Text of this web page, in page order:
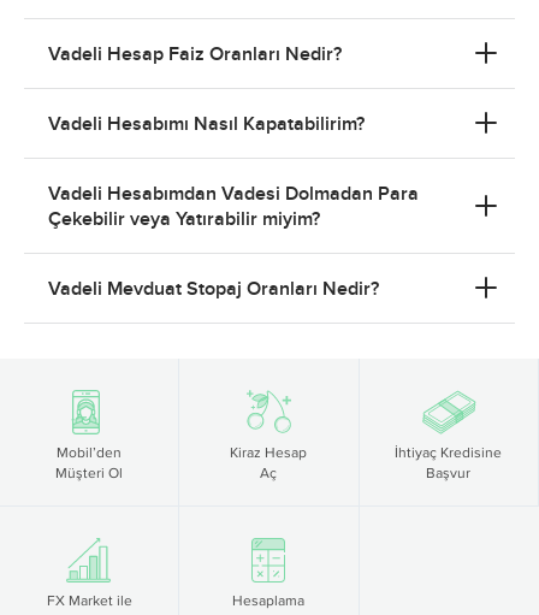
Vadeli Hesap Faiz Oranları Nedir?
Vadeli Hesabımı Nasıl Kapatabilirim?
Vadeli Hesabımdan Vadesi Dolmadan Para
Çekebilir veya Yatırabilir miyim?
Vadeli Mevduat Stopaj Oranları Nedir?
Mobil’den
Müşteri Ol
Kiraz Hesap
Aç
İhtiyaç Kredisine
Başvur
FX Market ile
Hesaplama